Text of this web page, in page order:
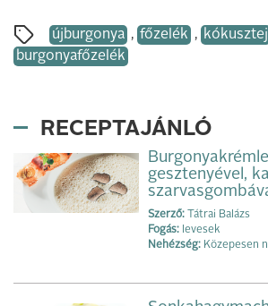
újburgonya , főzelék , kókusztej
burgonyafőzelék
RECEPTAJÁNLÓ
gesztenyével,
Szerző: Tátrai Balázs
Fogás: levesek
Nehézség: Közepesen